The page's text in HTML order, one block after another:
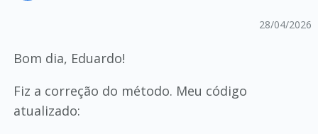
28/04/2026
Bom dia, Eduardo!
Fiz a correção do método. Meu código
atualizado: